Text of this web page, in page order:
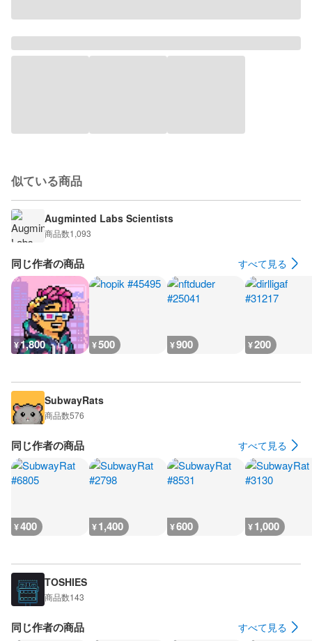
似ている商品
Augminted Labs Scientists
商品数1,093
同じ作者の商品 すべて見る
¥1,800 ¥500 ¥900 ¥200
SubwayRats
商品数576
同じ作者の商品 すべて見る
¥400 ¥1,400 ¥600 ¥1,000
TOSHIES
商品数143
同じ作者の商品 すべて見る